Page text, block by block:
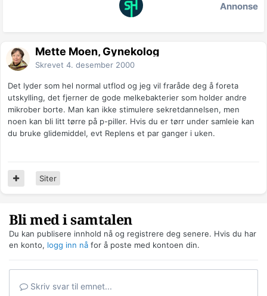
Annonse
Mette Moen, Gynekolog
Skrevet 4. desember 2000
Det lyder som hel normal utflod og jeg vil fraråde deg å foreta
utskylling, det fjerner de gode melkebakterier som holder andre
mikrober borte. Man kan ikke stimulere sekretdannelsen, men
noen kan bli litt tørre på p-piller. Hvis du er tørr under samleie kan
du bruke glidemiddel, evt Replens et par ganger i uken.
Siter
Bli med i samtalen
Du kan publisere innhold nå og registrere deg senere. Hvis du har
en konto, logg inn nå for å poste med kontoen din.
Skriv svar til emnet...